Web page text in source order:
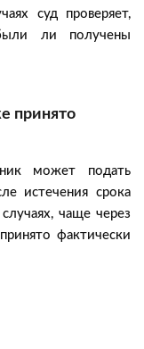
суд проверяет,
ли получены
принято
может подать
истечения срока
чаще через
фактически